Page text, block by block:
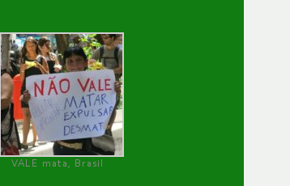
VALE mata, Brasil